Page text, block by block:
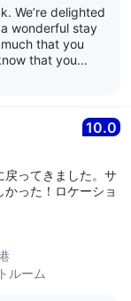
We’re delighted
wonderful stay
that you
our
strive for, so
look forward to
the future.
10.0
戻ってきました。サ
った！ロケーショ
ルーム